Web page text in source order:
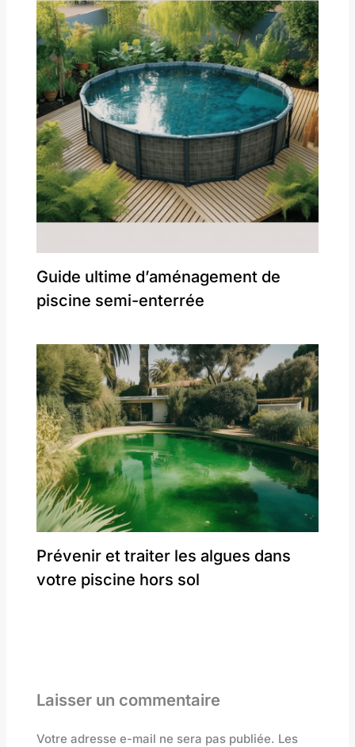
Guide ultime d’aménagement de
piscine semi-enterrée
Prévenir et traiter les algues dans
votre piscine hors sol
Laisser un commentaire
Votre adresse e-mail ne sera pas publiée. Les